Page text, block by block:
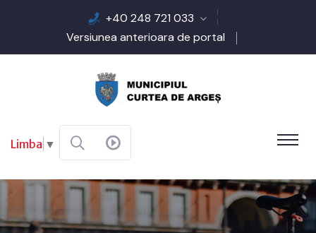
+40 248 721 033
Versiunea anterioara de portal
Limba ▼